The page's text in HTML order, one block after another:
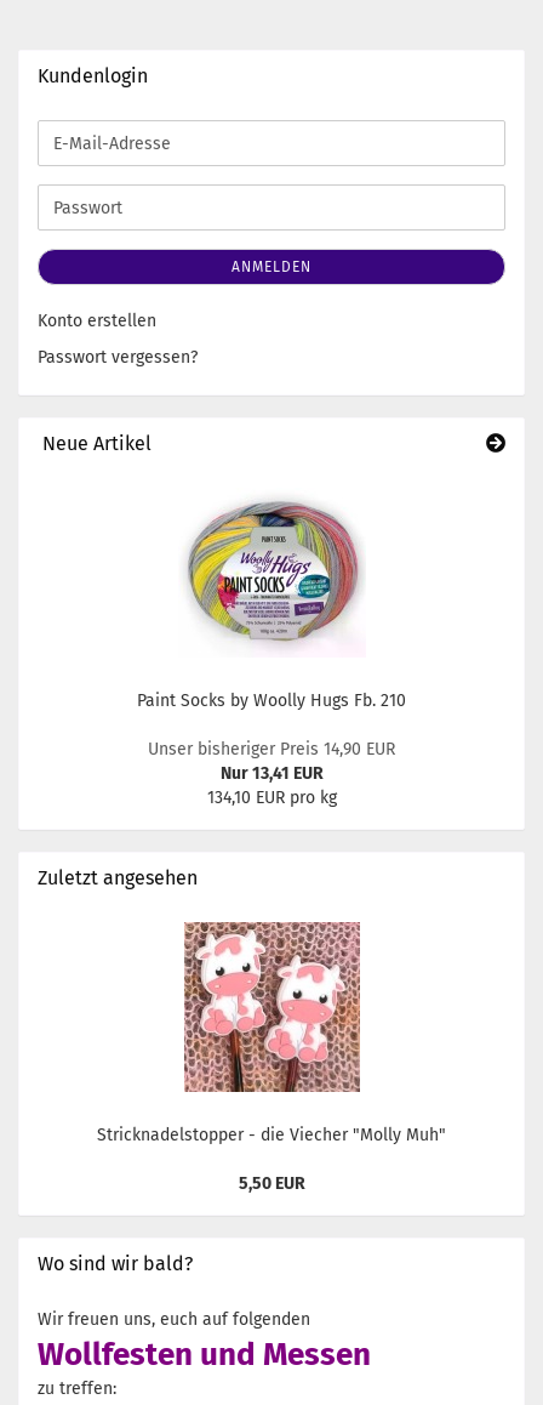
Kundenlogin
E-
Mail-
Adresse
Passwort
ANMELDEN
Konto erstellen
Passwort vergessen?
Neue Artikel
Paint Socks by Woolly Hugs Fb. 210
Unser bisheriger Preis 14,90 EUR
Nur 13,41 EUR
134,10 EUR pro kg
Zuletzt angesehen
Stricknadelstopper - die Viecher "Molly Muh"
5,50 EUR
Wo sind wir bald?
Wir freuen uns, euch auf folgenden
Wollfesten und Messen
zu treffen: